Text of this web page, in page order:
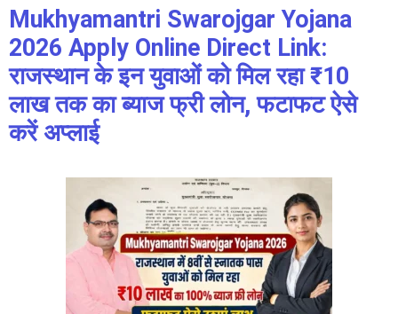
Mukhyamantri Swarojgar Yojana
2026 Apply Online Direct Link:
राजस्थान के इन युवाओं को मिल रहा ₹10
लाख तक का ब्याज फ्री लोन, फटाफट ऐसे
करें अप्लाई